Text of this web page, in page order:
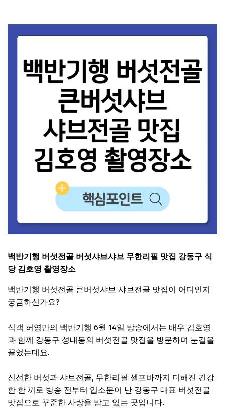
백반기행 버섯전골 버섯샤브샤브 무한리필 맛집 강동구 식
당 김호영 촬영장소
백반기행 버섯전골 큰버섯샤브 샤브전골 맛집이 어디인지
궁금하신가요?
식객 허영만의 백반기행 6월 14일 방송에서는 배우 김호영
과 함께 강동구 성내동의 버섯전골 맛집을 방문하며 눈길을
끌었는데요.
신선한 버섯과 샤브전골, 무한리필 셀프바까지 더해진 건강
한 한 끼로 방송 전부터 입소문이 난 강동구 대표 버섯전골
맛집으로 꾸준한 사랑을 받고 있는 곳입니다.